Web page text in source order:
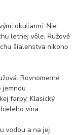
okuliarmi. Nie
letnej vôle. Ružové
šialenstva nikoho
Rovnomerné
jemnou
farby. Klasický
vína.
vodou a na jej